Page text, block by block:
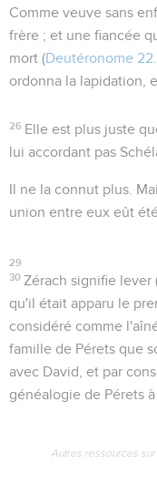
Comme veuve sans
frère ; et une fiancée
mort (Deutéronome
ordonna la lapidation,
26 Elle est plus juste
lui accordant pas
Il ne la connut plus .
union entre eux eût
29
30 Zérach signifie lever
qu'il était apparu le
considéré comme
famille de Pérets que
avec David, et par
généalogie de Pérets
Autres ressources